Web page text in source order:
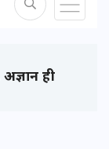
ही